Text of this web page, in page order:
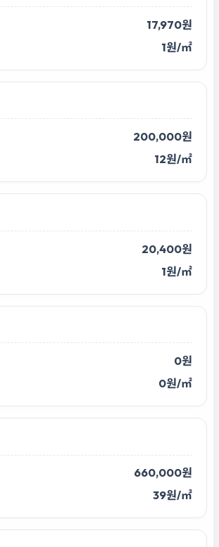
17,970원
1원/㎡
200,000원
12원/㎡
20,400원
1원/㎡
0원
0원/㎡
660,000원
39원/㎡